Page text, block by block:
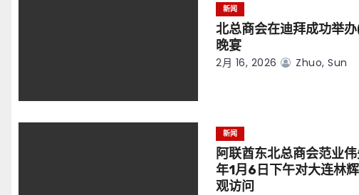
新闻
北总商会在迪拜成功举
晚宴
2月 16, 2026 Zhuo, Sun
新闻
阿联酋东北总商会范业
年1月6日下午对大连林
观访问